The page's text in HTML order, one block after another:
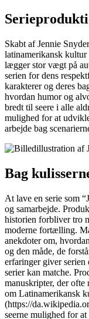
Skabt af Jennie
latinamerikansk kultur
lægger stor vægt på
serien for dens
karakterer og deres
hvordan humor og
bredt til seere i alle
mulighed for at
arbejde bag
Bag
At lave en serie som
og samarbejde.
historien forbliver tro
moderne fortælling.
anekdoter om,
og den måde, de
erfaringer giver serien
serier kan matche.
manuskripter, der
om Latinamerikansk
(https://
seerne mulighed for